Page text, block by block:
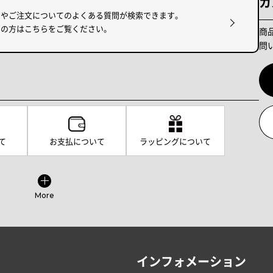
ご注文についてのよくある質問が検索できます。
方はこちらをご覧ください。
お支払について ラッピングについて
More
商
問
インフォメーション